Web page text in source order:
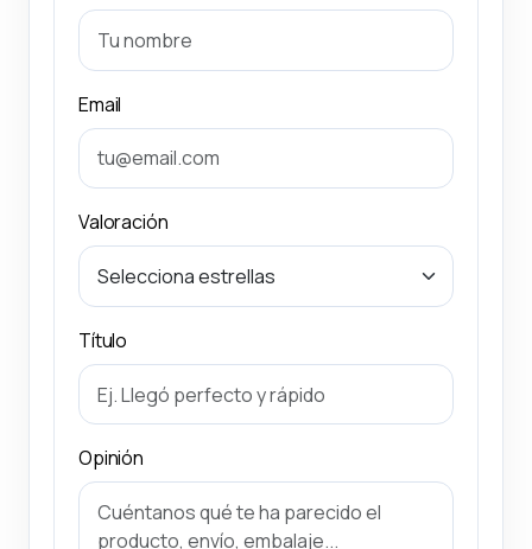
Email
Valoración
Título
Opinión